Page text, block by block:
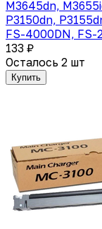
M3645dn,
P3150dn,
FS-4000DN, FS-
133 ₽
Осталось 2 шт
Купить